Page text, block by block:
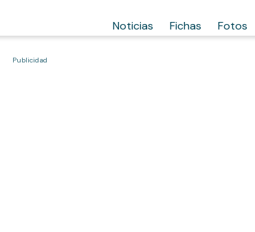
Noticias Fichas Fotos
Publicidad